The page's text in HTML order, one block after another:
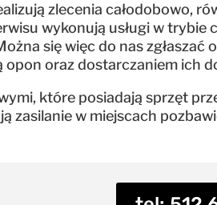
zlecenia całodobowo,
wykonują usługi w trybie
się więc do nas zgłaszać
opon oraz dostarczaniem ich
które posiadają sprzęt
zasilanie w miejscach